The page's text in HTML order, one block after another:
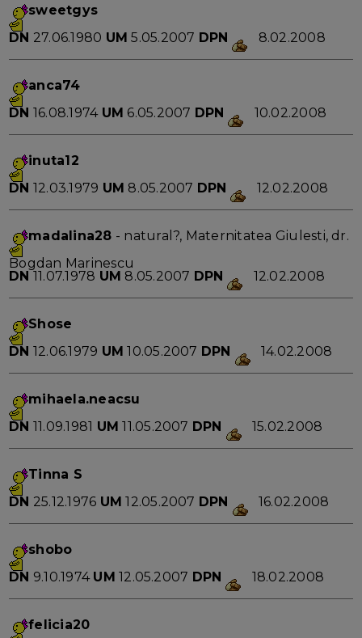
sweetgys
DN 27.06.1980 UM 5.05.2007 DPN 8.02.2008
anca74
DN 16.08.1974 UM 6.05.2007 DPN 10.02.2008
inuta12
DN 12.03.1979 UM 8.05.2007 DPN 12.02.2008
madalina28 - natural?, Maternitatea Giulesti, dr.
Bogdan Marinescu
DN 11.07.1978 UM 8.05.2007 DPN 12.02.2008
Shose
DN 12.06.1979 UM 10.05.2007 DPN 14.02.2008
mihaela.neacsu
DN 11.09.1981 UM 11.05.2007 DPN 15.02.2008
Tinna S
DN 25.12.1976 UM 12.05.2007 DPN 16.02.2008
shobo
DN 9.10.1974 UM 12.05.2007 DPN 18.02.2008
felicia20